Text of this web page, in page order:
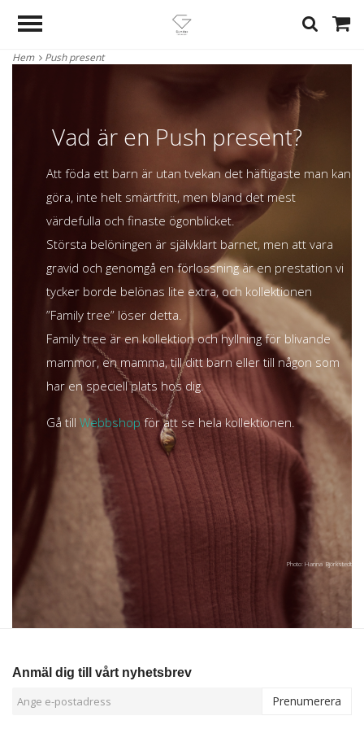
Hem Push present
Vad är en Push present?
Att föda ett barn är utan tvekan det häftigaste man kan
göra, inte helt smärtfritt, men bland det mest
värdefulla och finaste ögonblicket.
Största belöningen är självklart barnet, men att vara
gravid och genomgå en förlossning är en prestation vi
tycker borde belönas lite extra, och kollektionen
”Family tree” löser detta.
Family tree är en kollektion och hyllning för blivande
mammor, en mamma, till ditt barn eller till någon som
har en speciell plats hos dig.
Gå till Webbshopför att se hela kollektionen.
Photo: Hanna Björkstedt
Anmäl dig till vårt nyhetsbrev
Prenumerera